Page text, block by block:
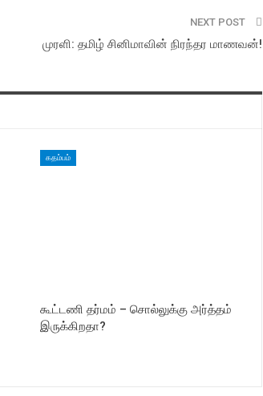
NEXT POST
முரளி: தமிழ் சினிமாவின் நிரந்தர மாணவன்!
கதம்பம்
கூட்டணி தர்மம் – சொல்லுக்கு அர்த்தம்
இருக்கிறதா?